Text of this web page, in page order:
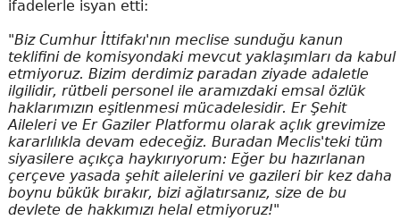
ifadelerle isyan etti:
"Biz Cumhur İttifakı'nın meclise sunduğu kanun
teklifini de komisyondaki mevcut yaklaşımları da kabul
etmiyoruz. Bizim derdimiz paradan ziyade adaletle
ilgilidir, rütbeli personel ile aramızdaki emsal özlük
haklarımızın eşitlenmesi mücadelesidir. Er Şehit
Aileleri ve Er Gaziler Platformu olarak açlık grevimize
kararlılıkla devam edeceğiz. Buradan Meclis'teki tüm
siyasilere açıkça haykırıyorum: Eğer bu hazırlanan
çerçeve yasada şehit ailelerini ve gazileri bir kez daha
boynu bükük bırakır, bizi ağlatırsanız, size de bu
devlete de hakkımızı helal etmiyoruz!"